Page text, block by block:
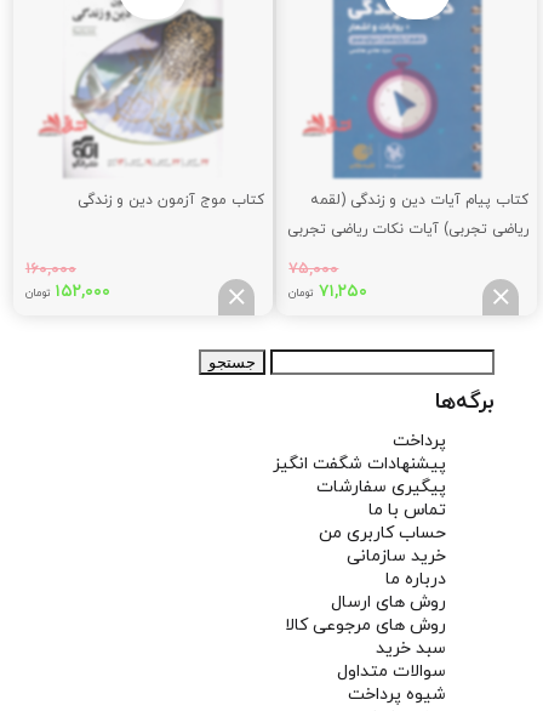
بود.
کتاب پیام آیات دین و زندگی (لقمه
ریاضی تجربی) آیات نکات ریاضی تجربی
۷۵,۰۰۰
قیمت
تومان
بود.
۷۱,۲۵۰ تومانقیمت
فعلی:
تومان.
کتاب موج آزمون دین و زندگی
۱۶۰,۰۰۰
قیمت
۱۵۲,۰۰۰ تومان
جستجو
برای:
برگه‌ها
پرداخت
پیشنهادات شگفت انگیز
پیگیری سفارشات
تماس با ما
حساب کاربری من
خرید سازمانی
درباره ما
روش های ارسال
روش های مرجوعی کالا
سبد خرید
سوالات متداول
شیوه پرداخت